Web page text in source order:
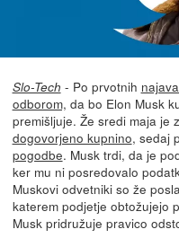
Slo-Tech - Po prvotnih
odborom, da bo Elon Musk
premišljuje. Že sredi maja je
dogovorjeno kupnino, sedaj
pogodbe. Musk trdi, da je
ker mu ni posredovalo
Muskovi odvetniki so že
katerem podjetje obtožujejo
Musk pridružuje pravico